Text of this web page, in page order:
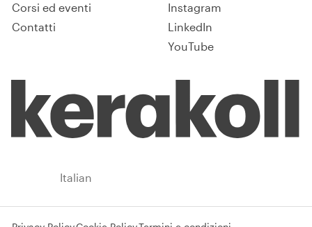
Corsi ed eventi
Contatti
Instagram
LinkedIn
YouTube
Italian